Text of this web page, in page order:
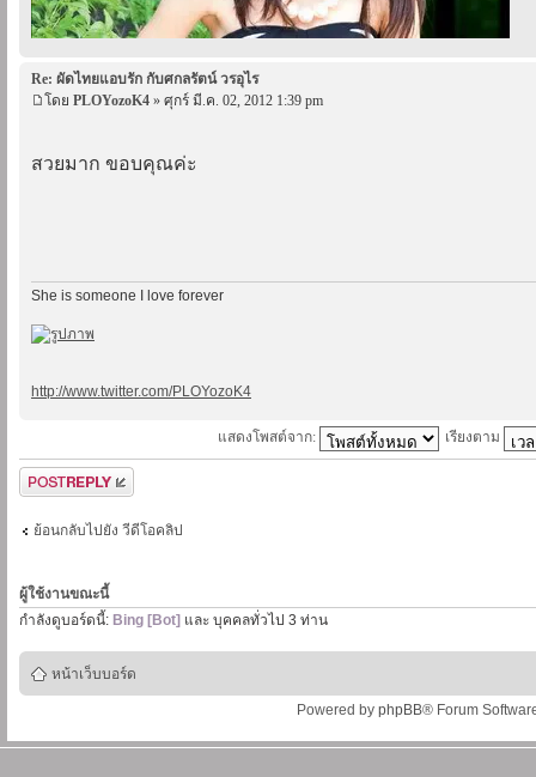
Re: ผัดไทยแอบรัก กับศกลรัตน์ วรอุไร
โดย PLOYozoK4 » ศุกร์ มี.ค. 02, 2012 1:39 pm
สวยมาก ขอบคุณค่ะ
She is someone I love forever
http://www.twitter.com/PLOYozoK4
แสดงโพสต์จาก: เรียงตาม
ตอบกระทู้
ย้อนกลับไปยัง วีดีโอคลิป
ผู้ใช้งานขณะนี้
กำลังดูบอร์ดนี้: Bing [Bot] และ บุคคลทั่วไป 3 ท่าน
หน้าเว็บบอร์ด
Powered by phpBB® Forum